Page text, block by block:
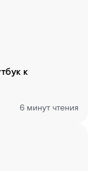
к
6 минут чтения